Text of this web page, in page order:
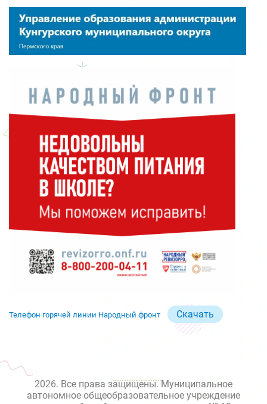
Телефон горячей линии Народный фронт Скачать
2026. Все права защищены. Муниципальное
автономное общеобразовательное учреждение